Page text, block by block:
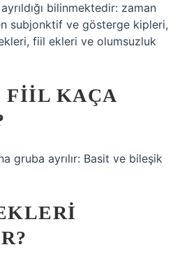
bilinmektedir: zaman
subjonktif ve gösterge kipleri,
fiil ekleri ve olumsuzluk
KAÇA
gruba ayrılır: Basit ve bileşik